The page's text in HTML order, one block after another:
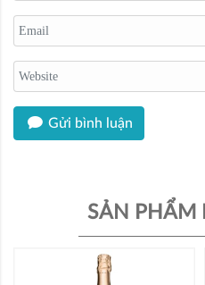
Gửi bình luận
SẢN PHẨM